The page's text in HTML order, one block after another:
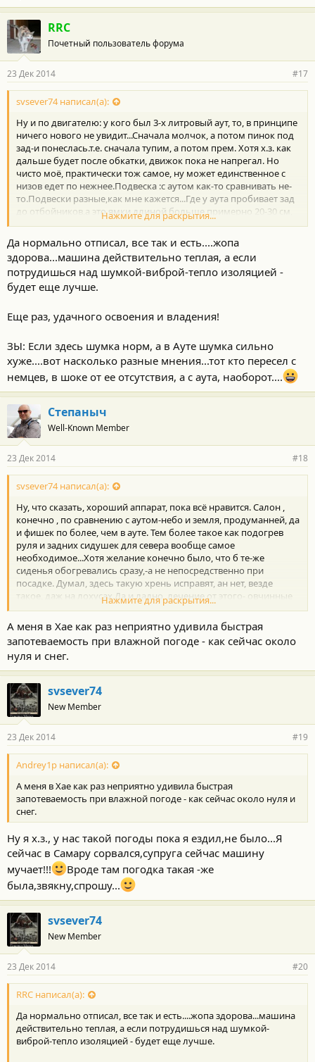
RRC
Почетный пользователь форума
23 Дек 2014 #17
svsever74 написал(а):
Ну и по двигателю: у кого был 3-х литровый аут, то, в принципе
ничего нового не увидит...Сначала молчок, а потом пинок под
зад-и понеслась.т.е. сначала тупим, а потом прем. Хотя х.з. как
дальше будет после обкатки, движок пока не напрегал. Но
чисто моё, практически тож самое, ну может единственное с
низов едет по нежнее.Подвеска :с аутом как-то сравнивать не-
то.Подвески разные,как мне кажется...Где у аута пробивает зад
до отбойников,а это ямки длиной больше примерно 20-30 см,
хай это проходит нормально. Хотя это ещё и не я мы,их мы
аута...Но,ребята,чё не говорите,хороший все-таки аут аппарат!!!
Так жалко было его продавать,4 года вместе.А-да, ещё,
габариты, то да разница чуствуется сразу: где в ауте я слету
назад сдавал, теперь писец, с непривычки на хае пару раз
моя первая отзыв-писанина.Всем,кто читал,спасибо!!!
Нажмите для раскрытия...
Да нормально отписал, все так и есть....жопа
здорова...машина действительно теплая, а если
потрудишься над шумкой-виброй-тепло изоляцией -
будет еще лучше.
Еще раз, удачного освоения и владения!
ЗЫ: Если здесь шумка норм, а в Ауте шумка сильно
хуже....вот насколько разные мнения...тот кто пересел с
немцев, в шоке от ее отсутствия, а с аута, наоборот....
Степаныч
Well-Known Member
23 Дек 2014 #18
svsever74 написал(а):
Ну, что сказать, хороший аппарат, пока всё нравится. Салон ,
конечно , по сравнению с аутом-небо и земля, продуманней, да
и фишек по более, чем в ауте. Тем более такое как подогрев
руля и задних сидушек для севера вообще самое
необходимое...Хотя желание конечно было, что б те-же
сиденья обогревались сразу,-а не непосредственно при
посадке. Думал, здесь такую хрень исправят, ан нет, везде
такое, даж на лохусах.Да и ладно, лечение от этого- овчинные
накидки...Приятно удивил обогрев салона. Забирал машину с
Центра вечером, до дома- 800 км. Ехал ночью при температуре
воздуха -25 -28,стекла все были чистыми, ни намека даже на
запотевания и обледенение. На ауте у меня даже в -20 лобовуху
затягивало сверху, особенно с водительской стороны, напрочь
. И это если едешь один, а когда в салоне народ, да ещё и
писдит, да ещё и с кумаром алкогольным, то хоть вешайся,
весь воздух переключаешь на обдув лобового. Кто ездил на
ауте,тот меня поймёт, все этот косяк знают. А тут я просто был
удивлен, вроде и лобовая по более по размеру.
Нажмите для раскрытия...
А меня в Хае как раз неприятно удивила быстрая
запотеваемость при влажной погоде - как сейчас около
нуля и снег.
svsever74
New Member
23 Дек 2014 #19
Andrey1p написал(а):
А меня в Хае как раз неприятно удивила быстрая
запотеваемость при влажной погоде - как сейчас около нуля и
снег.
Ну я х.з., у нас такой погоды пока я ездил,не было...Я
сейчас в Самару сорвался,супруга сейчас машину
мучает!!!
Вроде там погодка такая -же
была,звякну,спрошу...
svsever74
New Member
23 Дек 2014 #20
RRC написал(а):
Да нормально отписал, все так и есть....жопа здорова...машина
действительно теплая, а если потрудишься над шумкой-
виброй-тепло изоляцией - будет еще лучше.